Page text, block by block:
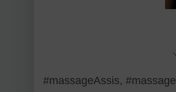
#massageAssis,